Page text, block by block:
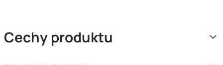
Cechy produktu